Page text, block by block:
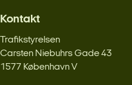
Kontakt
Trafikstyrelsen
Carsten Niebuhrs Gade 43
1577 København V